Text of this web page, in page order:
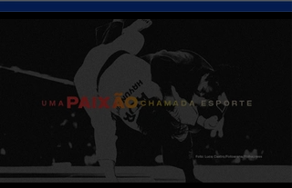
Seguir trends já não é o suficiente